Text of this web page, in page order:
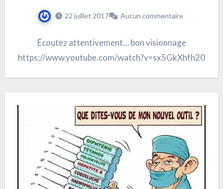
22 juillet 2017 Aucun commentaire
Écoutez attentivement… bon visionnage
https://www.youtube.com/watch?v=sx5GkXhfh20